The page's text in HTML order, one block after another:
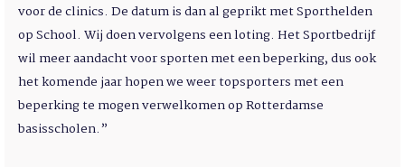
voor de clinics. De datum is dan al geprikt met Sporthelden
op School. Wij doen vervolgens een loting. Het Sportbedrijf
wil meer aandacht voor sporten met een beperking, dus ook
het komende jaar hopen we weer topsporters met een
beperking te mogen verwelkomen op Rotterdamse
basisscholen.”